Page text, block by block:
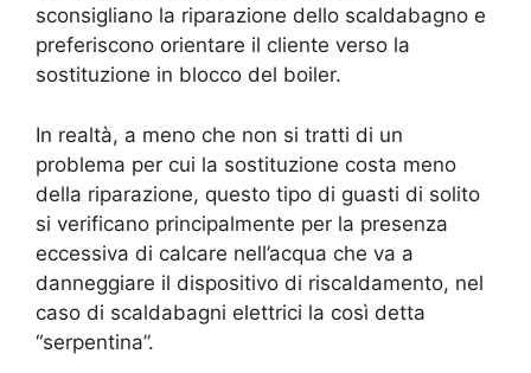
sconsigliano la riparazione dello scaldabagno e
preferiscono orientare il cliente verso la
sostituzione in blocco del boiler.
In realtà, a meno che non si tratti di un
problema per cui la sostituzione costa meno
della riparazione, questo tipo di guasti di solito
si verificano principalmente per la presenza
eccessiva di calcare nell’acqua che va a
danneggiare il dispositivo di riscaldamento, nel
caso di scaldabagni elettrici la così detta
“serpentina”.